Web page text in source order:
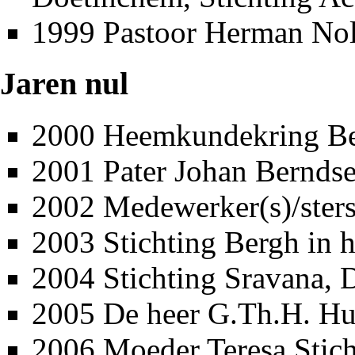
1999 Pastoor Herman
Jaren nul
2000 Heemkundekring
2001 Pater Johan
2002 Medewerker(s)/
2003 Stichting Bergh in
2004 Stichting Sravana,
2005 De heer G.Th.H.